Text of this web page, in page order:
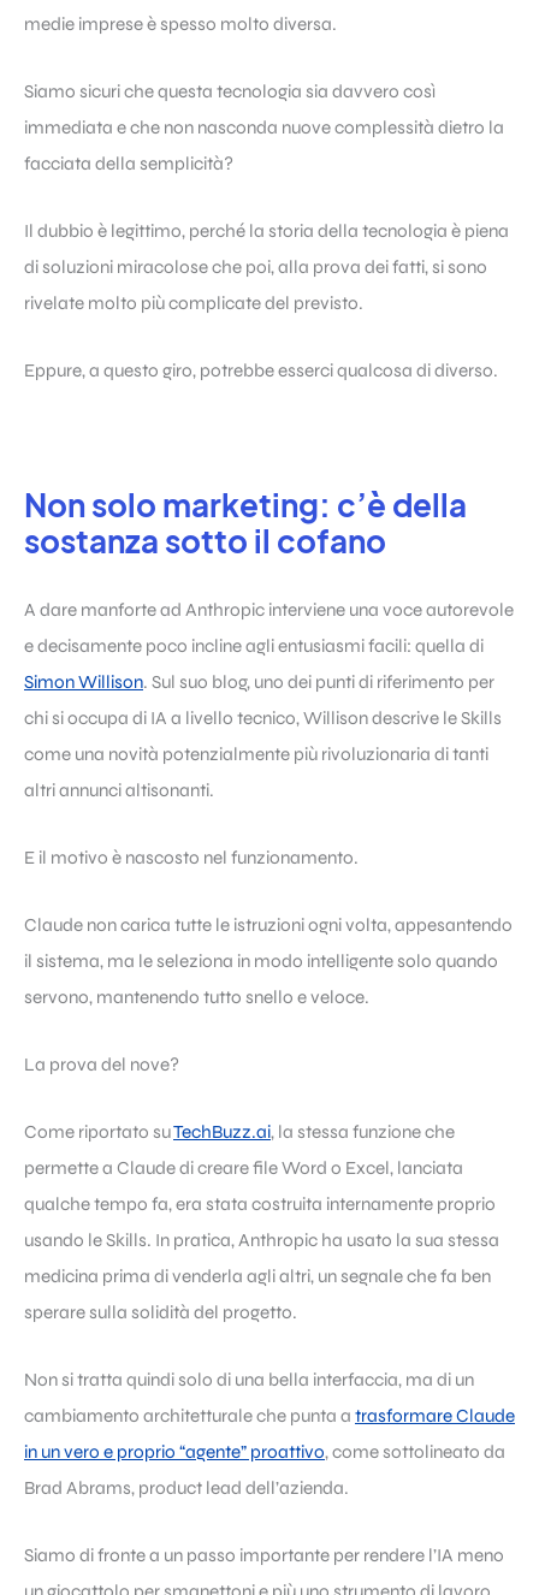
medie imprese è spesso molto diversa.
Siamo sicuri che questa tecnologia sia davvero così
immediata e che non nasconda nuove complessità dietro la
facciata della semplicità?
Il dubbio è legittimo, perché la storia della tecnologia è piena
di soluzioni miracolose che poi, alla prova dei fatti, si sono
rivelate molto più complicate del previsto.
Eppure, a questo giro, potrebbe esserci qualcosa di diverso.
Non solo marketing: c’è della
sostanza sotto il cofano
A dare manforte ad Anthropic interviene una voce autorevole
e decisamente poco incline agli entusiasmi facili: quella di
Simon Willison. Sul suo blog, uno dei punti di riferimento per
chi si occupa di IA a livello tecnico, Willison descrive le Skills
come una novità potenzialmente più rivoluzionaria di tanti
altri annunci altisonanti.
E il motivo è nascosto nel funzionamento.
Claude non carica tutte le istruzioni ogni volta, appesantendo
il sistema, ma le seleziona in modo intelligente solo quando
servono, mantenendo tutto snello e veloce.
La prova del nove?
Come riportato suTechBuzz.ai, la stessa funzione che
permette a Claude di creare file Word o Excel, lanciata
qualche tempo fa, era stata costruita internamente proprio
usando le Skills. In pratica, Anthropic ha usato la sua stessa
medicina prima di venderla agli altri, un segnale che fa ben
sperare sulla solidità del progetto.
Non si tratta quindi solo di una bella interfaccia, ma di un
cambiamento architetturale che punta a trasformare Claude
in un vero e proprio “agente” proattivo, come sottolineato da
Brad Abrams, product lead dell’azienda.
Siamo di fronte a un passo importante per rendere l’IA meno